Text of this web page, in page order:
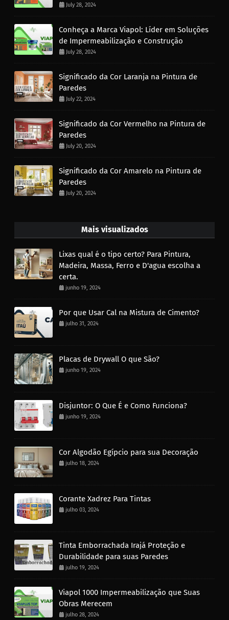
July 28, 2024
Conheça a Marca Viapol: Líder em Soluções
de Impermeabilização e Construção
July 28, 2024
Significado da Cor Laranja na Pintura de
Paredes
July 22, 2024
Significado da Cor Vermelho na Pintura de
Paredes
July 20, 2024
Significado da Cor Amarelo na Pintura de
Paredes
July 20, 2024
Mais visualizados
Lixas qual é o tipo certo? Para Pintura,
Madeira, Massa, Ferro e D'agua escolha a
certa.
junho 19, 2024
Por que Usar Cal na Mistura de Cimento?
julho 31, 2024
Placas de Drywall O que São?
junho 19, 2024
Disjuntor: O Que É e Como Funciona?
junho 19, 2024
Cor Algodão Egípcio para sua Decoração
julho 18, 2024
Corante Xadrez Para Tintas
julho 03, 2024
Tinta Emborrachada Irajá Proteção e
Durabilidade para suas Paredes
julho 19, 2024
Viapol 1000 Impermeabilização que Suas
Obras Merecem
julho 28, 2024